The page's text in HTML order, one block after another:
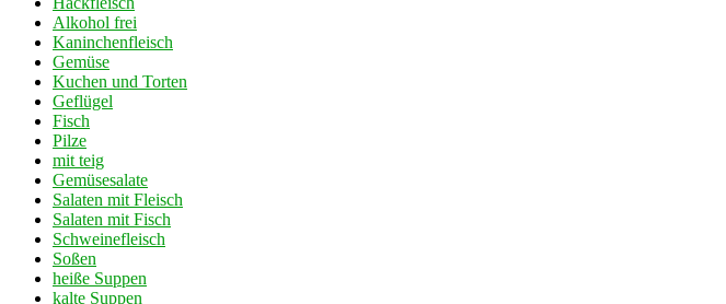
Alkohol frei
Kaninchenfleisch
Gemüse
Kuchen und Torten
Geflügel
Fisch
Pilze
mit teig
Gemüsesalate
Salaten mit Fleisch
Salaten mit Fisch
Schweinefleisch
Soßen
heiße Suppen
kalte Suppen